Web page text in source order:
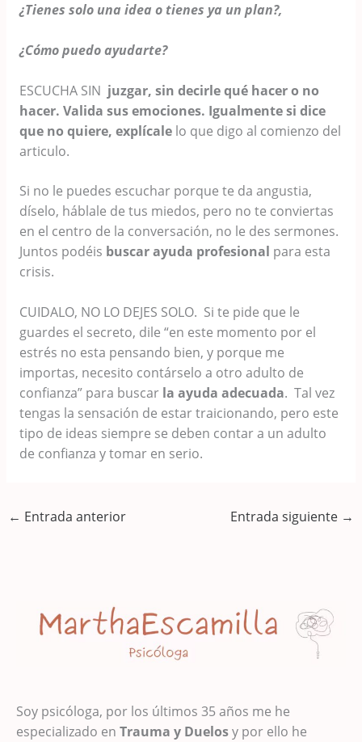
¿Tienes solo una idea o tienes ya un plan?,
¿Cómo puedo ayudarte?
ESCUCHA SIN juzgar, sin decirle qué hacer o no
hacer. Valida susemociones. Igualmente si dice
que no quiere, explícale lo que digo al comienzo del
articulo.
Si no le puedes escuchar porque te da angustia,
díselo, háblale de tus miedos, pero no te conviertas
en el centro de la conversación, no le des sermones.
Juntos podéis buscar ayuda profesional para esta
crisis.
CUIDALO, NO LO DEJES SOLO. Si te pide que le
guardes el secreto, dile “en este momento por el
estrés no esta pensando bien, y porque me
importas, necesito contárselo a otro adulto de
confianza” para buscarla ayuda adecuada. Tal vez
tengas la sensación de estar traicionando, pero este
tipo de ideas siempre se deben contar a un adulto
de confianza y tomar en serio.
← Entrada anterior Entrada siguiente →
Soy psicóloga, por los últimos 35 años me he
especializado en Trauma y Duelosy por ello he